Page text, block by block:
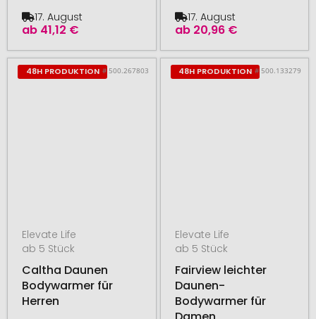
ab 41,12 €
17. August
ab 20,96 €
17. August
48H PRODUKTION # 500.267803
Elevate Life
ab 5 Stück
Caltha Daunen
Bodywarmer für
Herren
48H PRODUKTION # 500.133279
Elevate Life
ab 5 Stück
Fairview leichter
Daunen-
Bodywarmer für